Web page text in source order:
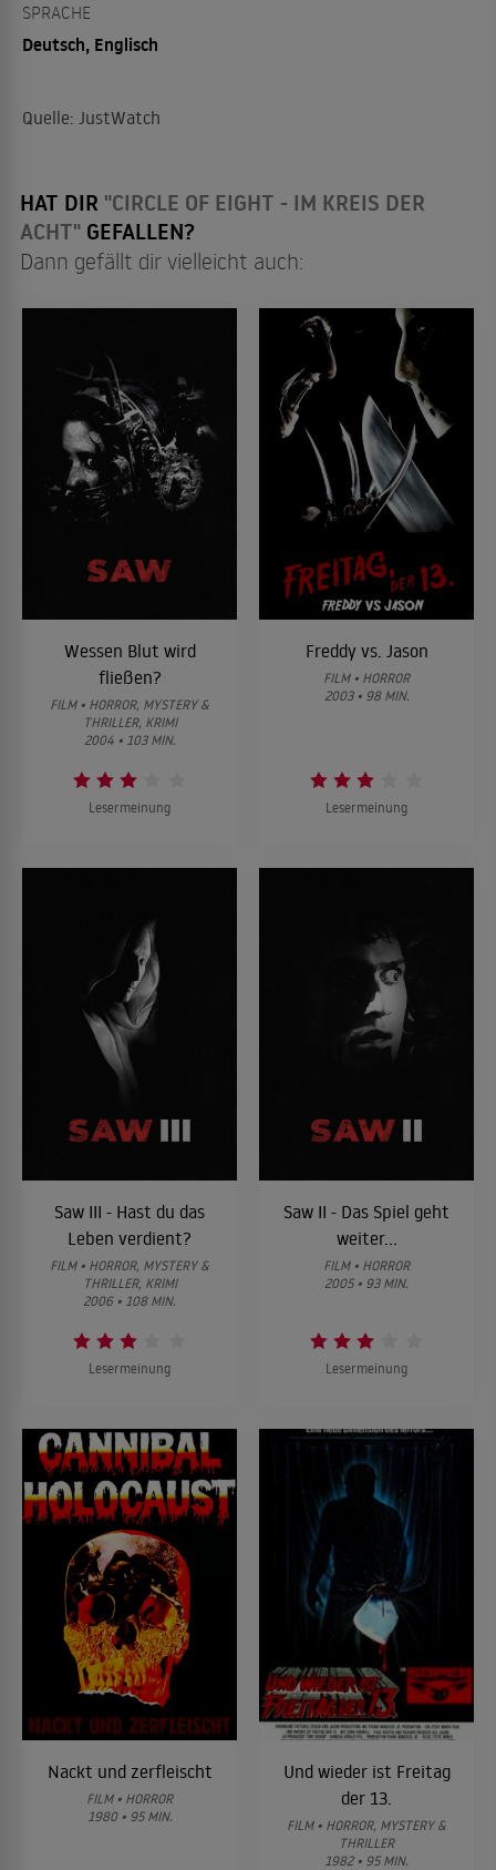
SPRACHE
Deutsch, Englisch
Quelle: JustWatch
HAT DIR "CIRCLE OF EIGHT - IM KREIS DER
ACHT" GEFALLEN?
Dann gefällt dir vielleicht auch:
Wessen Blut wird
fließen?
FILM • HORROR, MYSTERY &
THRILLER, KRIMI
2004 • 103 MIN.
Lesermeinung
Freddy vs. Jason
FILM • HORROR
2003 • 98 MIN.
Lesermeinung
Saw III - Hast du das
Leben verdient?
FILM • HORROR, MYSTERY &
THRILLER, KRIMI
2006 • 108 MIN.
Lesermeinung
Saw II - Das Spiel geht
weiter...
FILM • HORROR
2005 • 93 MIN.
Lesermeinung
Nackt und zerfleischt
FILM • HORROR
1980 • 95 MIN.
Und wieder ist Freitag
der 13.
FILM • HORROR, MYSTERY &
THRILLER
1982 • 95 MIN.